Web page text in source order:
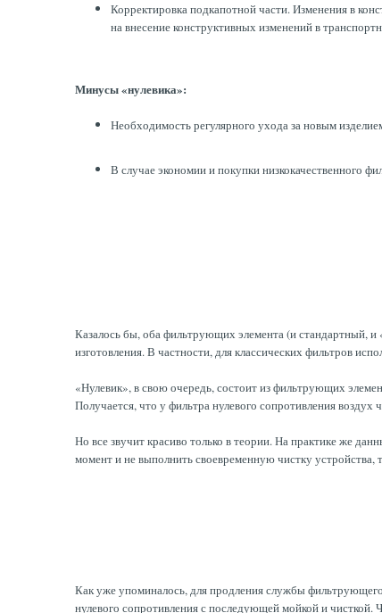
Корректировка подкапотной части. Изменения в
на внесение конструктивных изменений в
Минусы «нулевика»:
Необходимость регулярного ухода за новым
В случае экономии и покупки низкокачественного
Казалось бы, оба фильтрующих элемента (и стандартный, и
изготовления. В частности, для классических фильтров
«Нулевик», в свою очередь, состоит из фильтрующих
Получается, что у фильтра нулевого сопротивления
Но все звучит красиво только в теории. На практике же
момент и не выполнить своевременную чистку устройства,
Как уже упоминалось, для продления службы
нулевого сопротивления с последующей мойкой и